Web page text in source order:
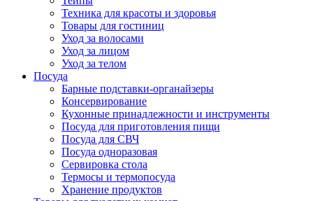
Техника для красоты и здоровья
Товары для гостиниц
Уход за волосами
Уход за лицом
Уход за телом
Посуда
Барные подставки-органайзеры
Консервирование
Кухонные принадлежности и инструменты
Посуда для приготовления пищи
Посуда для СВЧ
Посуда одноразовая
Сервировка стола
Термосы и термопосуда
Хранение продуктов